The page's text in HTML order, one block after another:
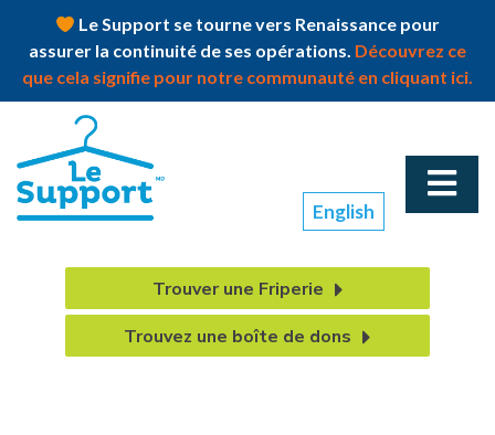
Le Support se tourne vers Renaissance pour
assurer la continuité de ses opérations. Découvrez ce
que cela signifie pour notre communauté en cliquant ici.
English
Trouver une Friperie
Trouvez une boîte de dons